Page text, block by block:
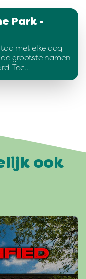
Park -
met elke dag
grootste namen
Tec…
ook